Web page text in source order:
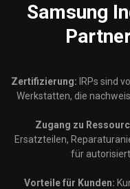
Samsung
Zertifizierung: IRPs sind
Werkstatten, die
Zugang zu
Ersatzteilen,
für
Vorteile für Kunden: